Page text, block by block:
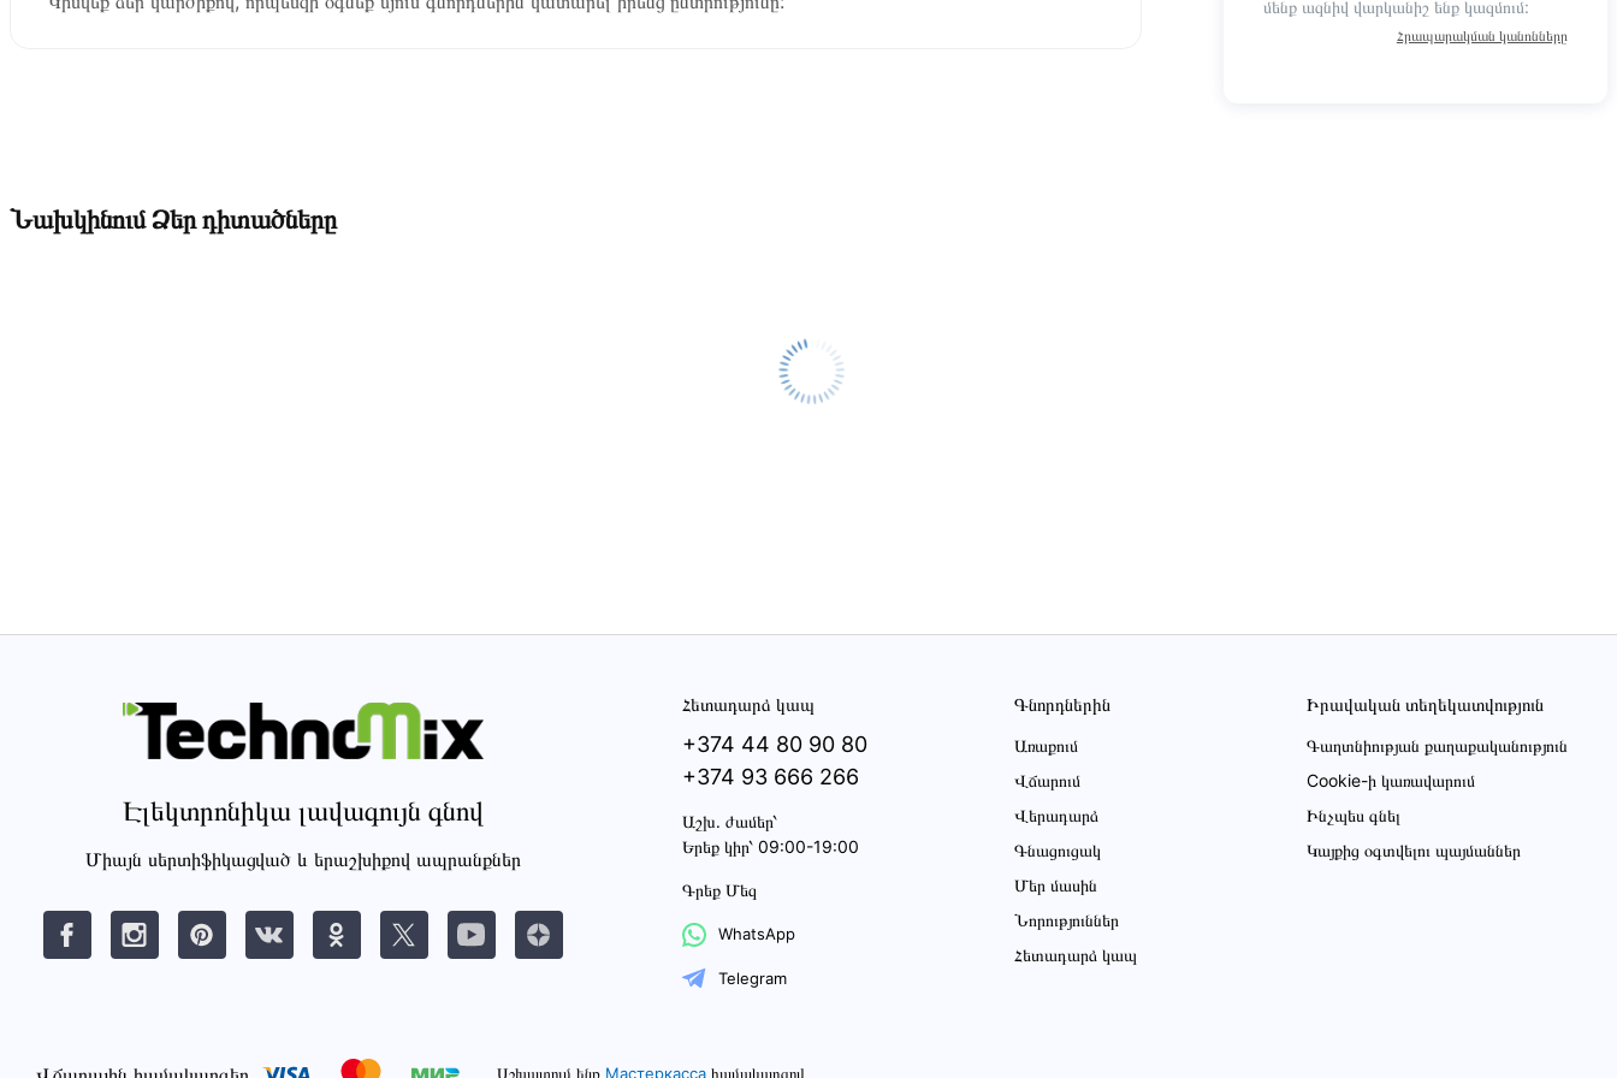
մենք ազնիվ վարկանիշ ենք կազմում:
Հրապարակման կանոնները
Նախկինում Ձեր դիտածները
Էլեկտրոնիկա լավագույն գնով
Միայն սերտիֆիկացված և երաշխիքով ապրանքներ
Հետադարձ կապ
+374 44 80 90 80
+374 93 666 266
Աշխ․ ժամեր՝
Երեք կիր՝ 09:00-19:00
Գրեք Մեզ
WhatsApp
Telegram
Գնորդներին
Առաքում
Վճարում
Վերադարձ
Գնացուցակ
Մեր մասին
Նորություններ
Հետադարձ կապ
Իրավական տեղեկատվություն
Գաղտնիության քաղաքականություն
Cookie-ի կառավարում
Ինչպես գնել
Կայքից օգտվելու պայմաններ
Աշխատում ենք Мастеркасса համակարգով